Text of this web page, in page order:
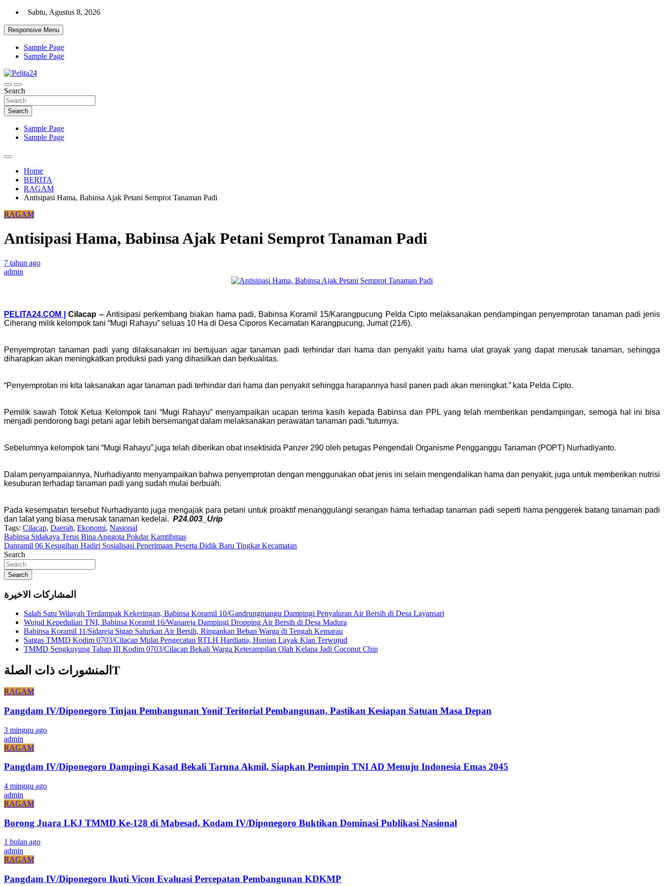
Skip
content
Sabtu, Agustus 8, 2026
Responsive Menu
Sample Page
Sample Page
Pelita24
Aktual, Mendalam dan Terpercaya
Search
Search
Sample Page
Sample Page
Home
BERITA
RAGAM
Antisipasi Hama, Babinsa Ajak Petani Semprot Tanaman Padi
RAGAM
Antisipasi Hama, Babinsa Ajak Petani Semprot Tanaman Padi
7 tahun ago
admin
PELITA24.COM | Cilacap – Antisipasi perkembang biakan hama padi, Babinsa Koramil 15/Karangpucung Pelda Cipto melaksanakan pendampingan penyemprotan tanaman padi jenis
Ciherang milik kelompok tani “Mugi Rahayu” seluas 10 Ha di Desa Ciporos Kecamatan Karangpucung, Jumat (21/6).
Penyemprotan tanaman padi yang dilaksanakan ini bertujuan agar tanaman padi terhindar dari hama dan penyakit yaitu hama ulat grayak yang dapat merusak tanaman, sehingga
diharapkan akan meningkatkan produksi padi yang dihasilkan dan berkualitas.
“Penyemprotan ini kita laksanakan agar tanaman padi terhindar dari hama dan penyakit sehingga harapannya hasil panen padi akan meningkat.” kata Pelda Cipto.
Pemilik sawah Totok Ketua Kelompok tani “Mugi Rahayu” menyampaikan ucapan terima kasih kepada Babinsa dan PPL yang telah memberikan pendampingan, semoga hal ini bisa
menjadi pendorong bagi petani agar lebih bersemangat dalam melaksanakan perawatan tanaman padi.”tuturnya.
Sebelumnya kelompok tani “Mugi Rahayu”.juga telah diberikan obat insektisida Panzer 290 oleh petugas Pengendali Organisme Pengganggu Tanaman (POPT) Nurhadiyanto.
Dalam penyampaiannya, Nurhadiyanto menyampaikan bahwa penyemprotan dengan menggunakan obat jenis ini selain mengendalikan hama dan penyakit, juga untuk memberikan nutrisi
kesuburan terhadap tanaman padi yang sudah mulai berbuah.
Pada kesempatan tersebut Nurhadiyanto juga mengajak para petani untuk proaktif menanggulangi serangan hama terhadap tanaman padi seperti hama penggerek batang tanaman padi
dan lalat yang biasa merusak tanaman kedelai. P24.003_Urip
Tags: Cilacap, Daerah, Ekonomi, Nasional
Navigasi
pos
Babinsa Sidakaya Terus Bina Anggota Pokdar Kamtibmas
Danramil 06 Kesugihan Hadiri Sosialisasi Penerimaan Peserta Didik Baru Tingkat Kecamatan
Search
Search
المشاركات الاخيرة
Salah Satu Wilayah Terdampak Kekeringan, Babinsa Koramil 10/Gandrungmangu Dampingi Penyaluran Air Bersih di Desa Layansari
Wujud Kepedulian TNI, Babinsa Koramil 16/Wanareja Dampingi Dropping Air Bersih di Desa Madura
Babinsa Koramil 11/Sidareja Sigap Salurkan Air Bersih, Ringankan Beban Warga di Tengah Kemarau
Satgas TMMD Kodim 0703/Cilacap Mulai Pengecatan RTLH Hardiana, Hunian Layak Kian Terwujud
TMMD Sengkuyung Tahap III Kodim 0703/Cilacap Bekali Warga Keterampilan Olah Kelapa Jadi Coconut Chip
المنشورات ذات الصلةT
RAGAM
Pangdam IV/Diponegoro Tinjau Pembangunan Yonif Teritorial Pembangunan, Pastikan Kesiapan Satuan Masa Depan
3 minggu ago
admin
RAGAM
Pangdam IV/Diponegoro Dampingi Kasad Bekali Taruna Akmil, Siapkan Pemimpin TNI AD Menuju Indonesia Emas 2045
4 minggu ago
admin
RAGAM
Borong Juara LKJ TMMD Ke-128 di Mabesad, Kodam IV/Diponegoro Buktikan Dominasi Publikasi Nasional
1 bulan ago
admin
RAGAM
Pangdam IV/Diponegoro Ikuti Vicon Evaluasi Percepatan Pembangunan KDKMP